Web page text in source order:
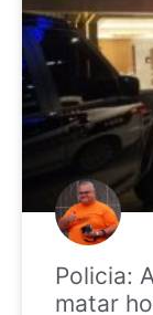
Policia:
matar